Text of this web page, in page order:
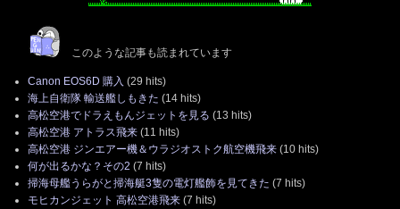
このような記事も読まれています
Canon EOS6D 購入 (29 hits)
海上自衛隊 輸送艦しもきた (14 hits)
高松空港でドラえもんジェットを見る (13 hits)
高松空港 アトラス飛来 (11 hits)
高松空港 ジンエアー機＆ウラジオストク航空機飛来 (10 hits)
何が出るかな？その2 (7 hits)
掃海母艦うらがと掃海艇3隻の電灯艦飾を見てきた (7 hits)
モヒカンジェット 高松空港飛来 (7 hits)